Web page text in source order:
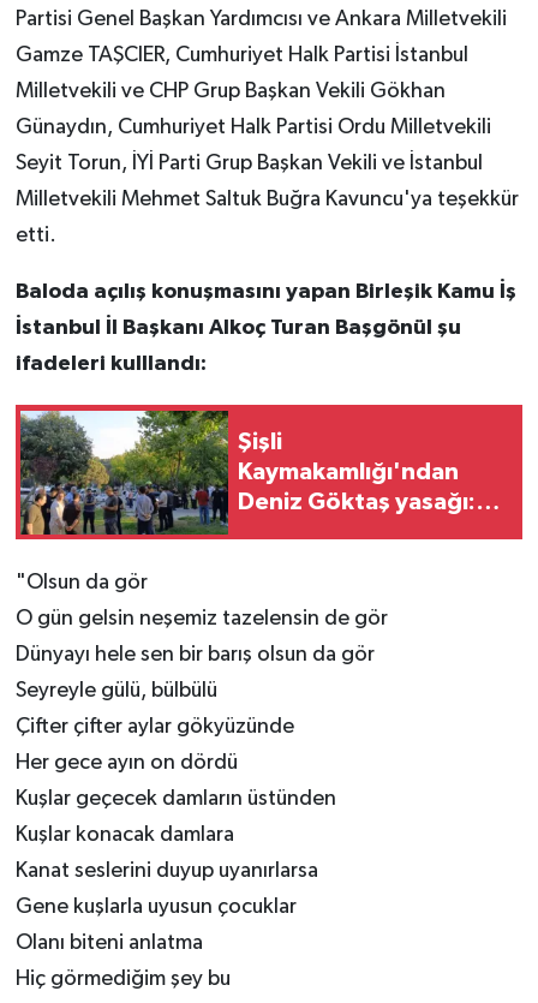
Partisi Genel Başkan Yardımcısı ve Ankara Milletvekili
Gamze TAŞCIER, Cumhuriyet Halk Partisi İstanbul
Milletvekili ve CHP Grup Başkan Vekili Gökhan
Günaydın, Cumhuriyet Halk Partisi Ordu Milletvekili
Seyit Torun, İYİ Parti Grup Başkan Vekili ve İstanbul
Milletvekili Mehmet Saltuk Buğra Kavuncu'ya teşekkür
etti.
Baloda açılış konuşmasını yapan Birleşik Kamu İş
İstanbul İl Başkanı Alkoç Turan Başgönül şu
ifadeleri kulllandı:
Şişli
Kaymakamlığı'ndan
Deniz Göktaş yasağı:
"Olsun da gör
O gün gelsin neşemiz tazelensin de gör
Dünyayı hele sen bir barış olsun da gör
Seyreyle gülü, bülbülü
Çifter çifter aylar gökyüzünde
Her gece ayın on dördü
Kuşlar geçecek damların üstünden
Kuşlar konacak damlara
Kanat seslerini duyup uyanırlarsa
Gene kuşlarla uyusun çocuklar
Olanı biteni anlatma
Hiç görmediğim şey bu